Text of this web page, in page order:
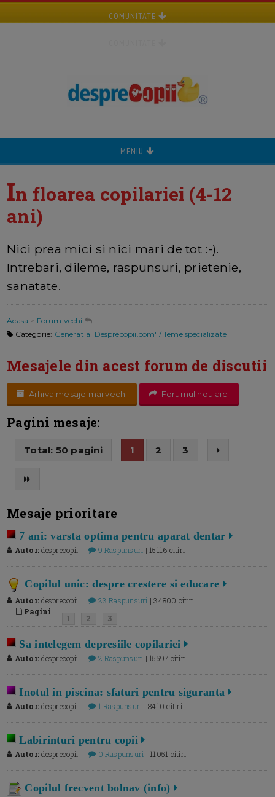
COMUNITATE
MENIU
In floarea copilariei (4-12
ani)
Nici prea mici si nici mari de tot :-).
Intrebari, dileme, raspunsuri, prietenie,
sanatate.
Acasa > Forum vechi
Categorie: Generatia 'Desprecopii.com' / Teme specializate
Mesajele din acest forum de discutii
Arhiva mesaje mai vechi Forumul nou aici
Pagini mesaje:
Total: 50 pagini 1 2 3
Mesaje prioritare
7 ani: varsta optima pentru aparat dentar
Autor:desprecopii 9 Raspunsuri | 15116 citiri
Copilul unic: despre crestere si educare
Autor:desprecopii 23 Raspunsuri | 34800 citiri
Pagini
1 2 3
Sa intelegem depresiile copilariei
Autor:desprecopii 2 Raspunsuri | 15597 citiri
Inotul in piscina: sfaturi pentru siguranta
Autor:desprecopii 1 Raspunsuri | 8410 citiri
Labirinturi pentru copii
Autor:desprecopii 0 Raspunsuri | 11051 citiri
Copilul frecvent bolnav (info)